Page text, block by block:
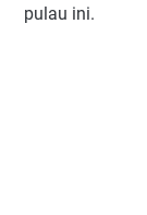
pulau ini.